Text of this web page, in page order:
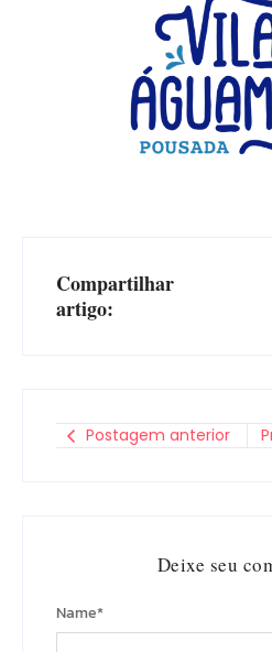
Compartilhar
artigo:
Postagem anterior
Deixe seu
Name*